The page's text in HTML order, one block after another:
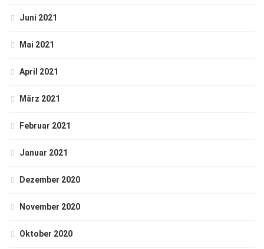
Juni 2021
Mai 2021
April 2021
März 2021
Februar 2021
Januar 2021
Dezember 2020
November 2020
Oktober 2020